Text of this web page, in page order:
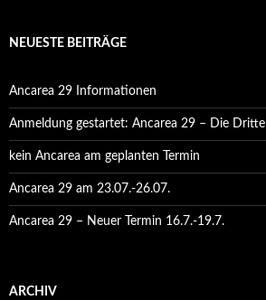
NEUESTE BEITRÄGE
Ancarea 29 Informationen
Anmeldung gestartet: Ancarea 29 – Die Dritte
kein Ancarea am geplanten Termin
Ancarea 29 am 23.07.-26.07.
Ancarea 29 – Neuer Termin 16.7.-19.7.
ARCHIV